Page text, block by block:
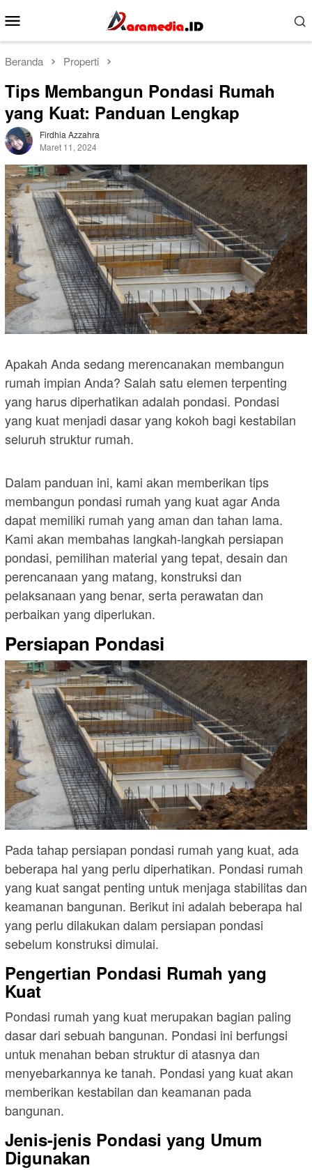
ke
kontenMobile
Beranda Properti
Tips Membangun Pondasi Rumah
yang Kuat: Panduan Lengkap
Firdhia Azzahra
Maret 11, 2024
Apakah Anda sedang merencanakan membangun
rumah impian Anda? Salah satu elemen terpenting
yang harus diperhatikan adalah pondasi. Pondasi
yang kuat menjadi dasar yang kokoh bagi kestabilan
seluruh struktur rumah.
Dalam panduan ini, kami akan memberikan tips
membangun pondasi rumah yang kuat agar Anda
dapat memiliki rumah yang aman dan tahan lama.
Kami akan membahas langkah-langkah persiapan
pondasi, pemilihan material yang tepat, desain dan
perencanaan yang matang, konstruksi dan
pelaksanaan yang benar, serta perawatan dan
perbaikan yang diperlukan.
Persiapan Pondasi
Pada tahap persiapan pondasi rumah yang kuat, ada
beberapa hal yang perlu diperhatikan. Pondasi rumah
yang kuat sangat penting untuk menjaga stabilitas dan
keamanan bangunan. Berikut ini adalah beberapa hal
yang perlu dilakukan dalam persiapan pondasi
sebelum konstruksi dimulai.
Pengertian Pondasi Rumah yang
Kuat
Pondasi rumah yang kuat merupakan bagian paling
dasar dari sebuah bangunan. Pondasi ini berfungsi
untuk menahan beban struktur di atasnya dan
menyebarkannya ke tanah. Pondasi yang kuat akan
memberikan kestabilan dan keamanan pada
bangunan.
Jenis-jenis Pondasi yang Umum
Digunakan